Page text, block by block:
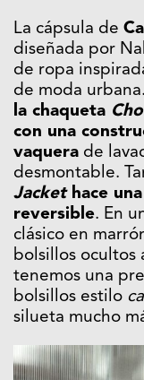
La cápsula de
diseñada por
de ropa
de moda
la chaqueta
con una
vaquera de
desmontable.
Jackethace
reversible. En
clásico en
bolsillos ocultos
tenemos una
bolsillos estilo
silueta mucho